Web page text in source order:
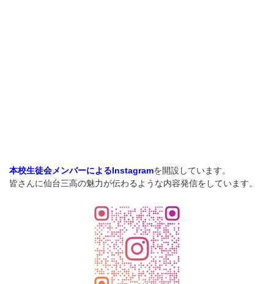
本校生徒会メンバーによるInstagramを開設しています。
皆さんに仙台三高の魅力が伝わるような内容発信をしています。